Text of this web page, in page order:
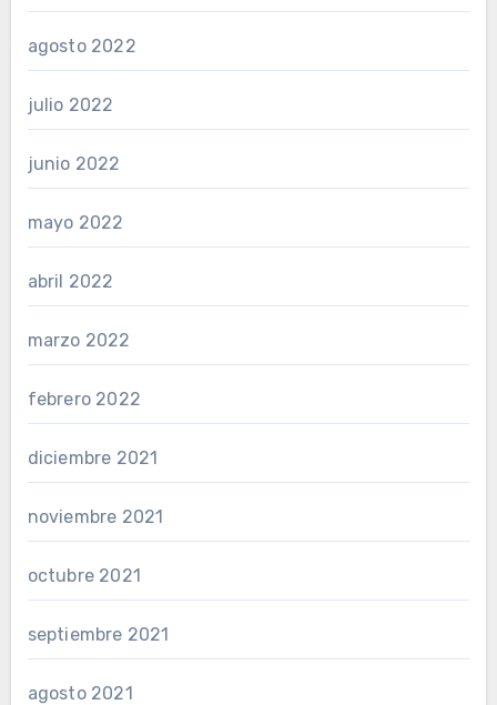
agosto 2022
julio 2022
junio 2022
mayo 2022
abril 2022
marzo 2022
febrero 2022
diciembre 2021
noviembre 2021
octubre 2021
septiembre 2021
agosto 2021